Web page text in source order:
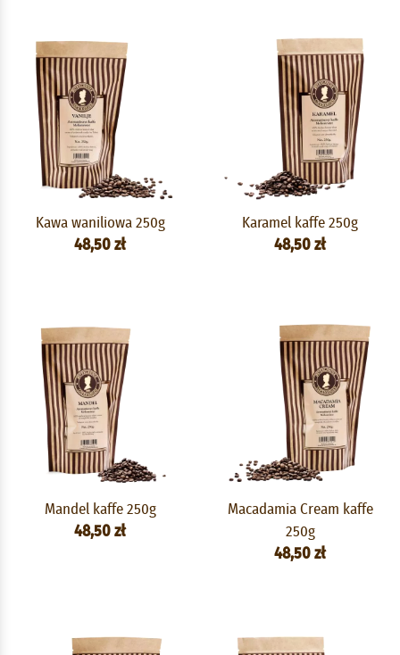
Kawa waniliowa 250g
48,50 zł
Karamel kaffe 250g
48,50 zł
Mandel kaffe 250g
48,50 zł
Macadamia Cream kaffe
250g
48,50 zł